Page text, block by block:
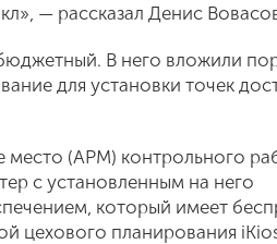
— рассказал Денис
В него вложили
для установки точек
(АРМ) контрольного
с установленным на него
который имеет
цехового планирования